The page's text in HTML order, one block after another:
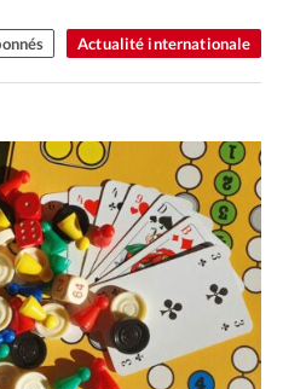
Actualité internationale